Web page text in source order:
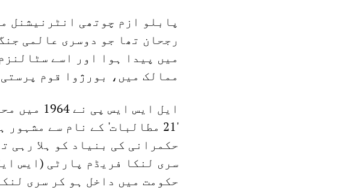
پابلو ازم چوتھی انٹرنیشنل
رجحان تھا جو دوسری عالمی
میں پیدا ہوا اور اسے
ممالک میں، بورژوا قوم
ایل ایس
'21 مطالبات' کے نام سے
حکمرانی کی بنیاد کو ہلا رہی
سری لنکا فریڈم پارٹی (ایس
حکومت میں داخل ہو کر سری